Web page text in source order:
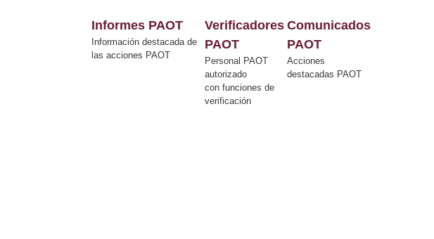
Informes PAOT
Información destacada de
las acciones PAOT
Verificadores
PAOT
Personal PAOT
autorizado
con funciones de
verificación
Comunicados
PAOT
Acciones
destacadas PAOT